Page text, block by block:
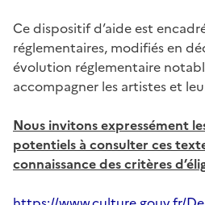
Ce dispositif d’aide est
réglementaires, modifiés en
évolution réglementaire
accompagner les artistes et
Nous invitons expressément
potentiels à consulter ces
connaissance des critères